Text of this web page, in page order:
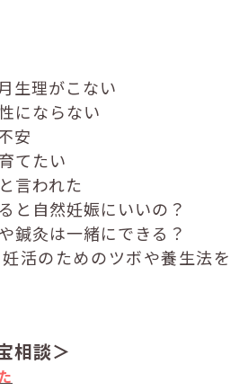
生理がこない
にならない
安
てたい
言われた
と自然妊娠にいいの？
鍼灸は一緒にできる？
活のためのツボや養生法を
相談＞